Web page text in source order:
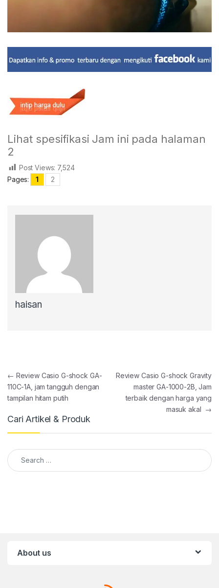
Lihat spesifikasi Jam ini pada halaman
2
Post Views: 7,524
Pages:
1 2
haisan
Post navigation
← Review Casio G-shock GA-
110C-1A, jam tangguh dengan
tampilan hitam putih
Review Casio G-shock Gravity
master GA-1000-2B, Jam
terbaik dengan harga yang
masuk akal →
Cari Artikel & Produk
Search for:
About us